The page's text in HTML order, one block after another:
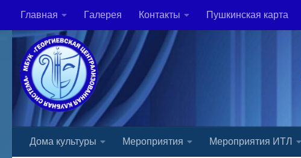
Skip to content
Главная Гaлерея Контакты Пушкинская карта
Дома культуры Мероприятия Мероприятия ИТЛ